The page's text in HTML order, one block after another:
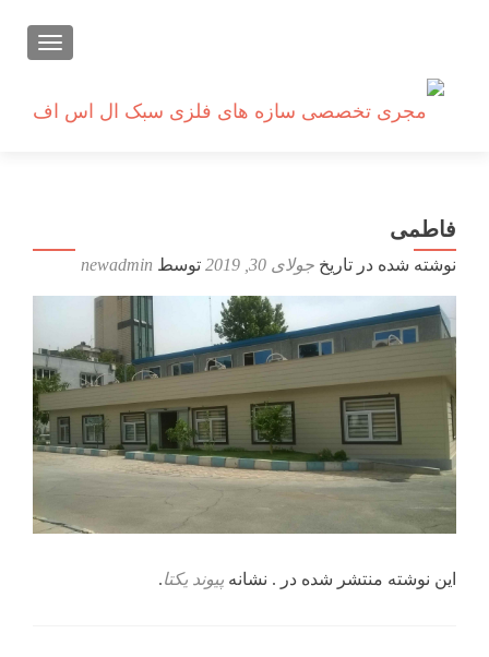
تعویض
فاطمی
نوشته شده در تاریخ جولای 30, 2019 توسط newadmin
این نوشته منتشر شده در . نشانه پیوند یکتا.